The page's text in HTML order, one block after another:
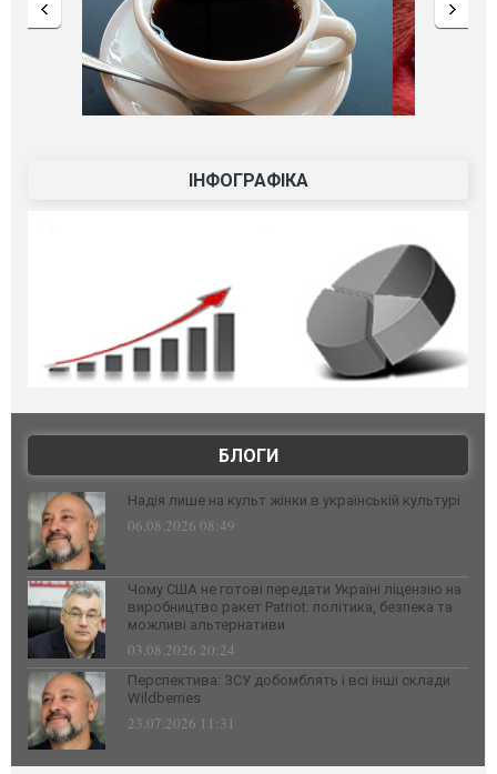
ІНФОГРАФІКА
БЛОГИ
Надія лише на культ жінки в українській культурі
06.08.2026 08:49
Чому США не готові передати Україні ліцензію на
виробництво ракет Patriot: політика, безпека та
можливі альтернативи
03.08.2026 20:24
Перспектива: ЗСУ добомблять і всі інші склади
Wildberries
23.07.2026 11:31